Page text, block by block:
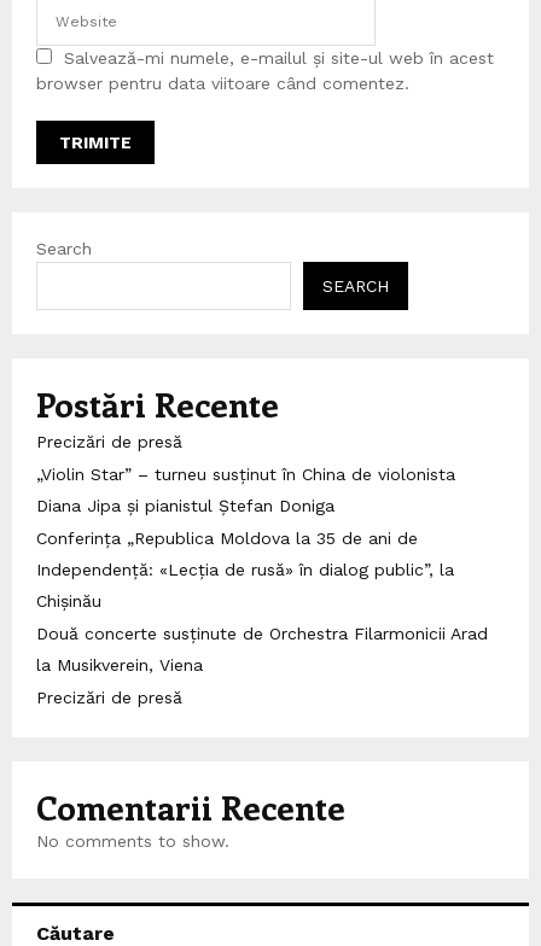
Salvează-mi numele, e-mailul și site-ul web în acest
browser pentru data viitoare când comentez.
Search
SEARCH
Postări Recente
Precizări de presă
„Violin Star” – turneu susținut în China de violonista
Diana Jipa și pianistul Ștefan Doniga
Conferința „Republica Moldova la 35 de ani de
Independență: «Lecția de rusă» în dialog public”, la
Chișinău
Două concerte susținute de Orchestra Filarmonicii Arad
la Musikverein, Viena
Precizări de presă
Comentarii Recente
No comments to show.
Căutare